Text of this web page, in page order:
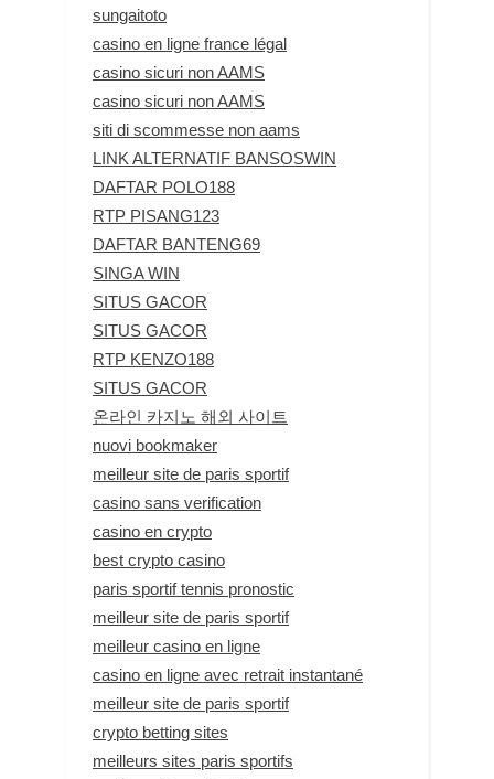
sungaitoto
casino en ligne france légal
casino sicuri non AAMS
casino sicuri non AAMS
siti di scommesse non aams
LINK ALTERNATIF BANSOSWIN
DAFTAR POLO188
RTP PISANG123
DAFTAR BANTENG69
SINGA WIN
SITUS GACOR
SITUS GACOR
RTP KENZO188
SITUS GACOR
온라인 카지노 해외 사이트
nuovi bookmaker
meilleur site de paris sportif
casino sans verification
casino en crypto
best crypto casino
paris sportif tennis pronostic
meilleur site de paris sportif
meilleur casino en ligne
casino en ligne avec retrait instantané
meilleur site de paris sportif
crypto betting sites
meilleurs sites paris sportifs